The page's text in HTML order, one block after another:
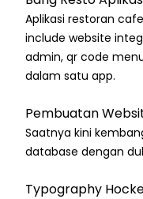
Aplikasi restoran
include website
admin, qr code
dalam satu app.
Pembuatan
Saatnya kini
database dengan
Typography